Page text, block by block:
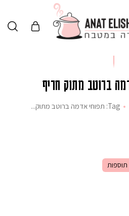
Tag: תפוחי אדמה ברוטב מתוק...
תוספות